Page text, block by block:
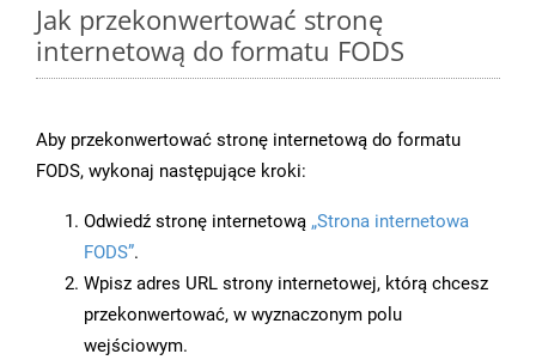
Jak przekonwertować stronę
internetową do formatu FODS
Aby przekonwertować stronę internetową do formatu
FODS, wykonaj następujące kroki:
Odwiedź stronę internetową „Strona internetowa
FODS”.
Wpisz adres URL strony internetowej, którą chcesz
przekonwertować, w wyznaczonym polu
wejściowym.